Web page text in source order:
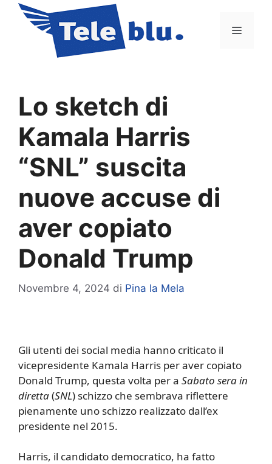
contenuto
Menu
Lo sketch di
Kamala Harris
“SNL” suscita
nuove accuse di
aver copiato
Donald Trump
Novembre 4, 2024 di Pina la Mela
Gli utenti dei social media hanno criticato il
vicepresidente Kamala Harris per aver copiato
Donald Trump, questa volta per a Sabato sera in
diretta(SNL) schizzo che sembrava riflettere
pienamente uno schizzo realizzato dall’ex
presidente nel 2015.
Harris, il candidato democratico, ha fatto